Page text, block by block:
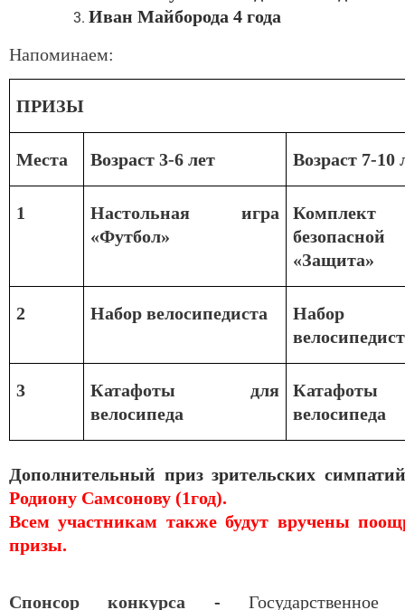
Иван Майборода 4 года
Напоминаем:
ПРИЗЫ
Места Возраст 3-6 лет Возраст 7-10
1
Настольная игра
«Футбол»
Комплект
«Защита»
2 Набор велосипедиста
Набор
3
Катафоты для
велосипеда
велосипеда
Дополнительный приз зрительских симпатий
Родиону Самсонову (1год).
Всем участникам также будут вручены
призы.
Спонсор конкурса - Государственное